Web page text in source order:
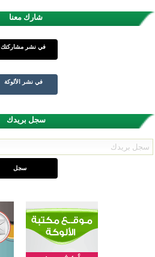
شارك معنا
في نشر مشاركتك
في نشر الألوكة
سجل بريدك